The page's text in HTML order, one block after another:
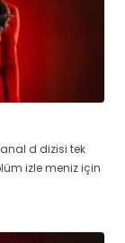
d dizisi tek
izle meniz için